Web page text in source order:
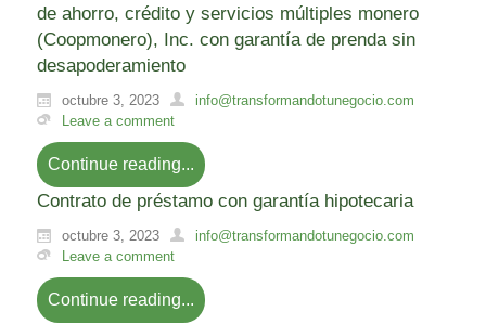
de ahorro, crédito y servicios múltiples monero
(Coopmonero), Inc. con garantía de prenda sin
desapoderamiento
octubre 3, 2023
info@transformandotunegocio.com
Leave a comment
Continue reading...
Contrato de préstamo con garantía hipotecaria
octubre 3, 2023
info@transformandotunegocio.com
Leave a comment
Continue reading...